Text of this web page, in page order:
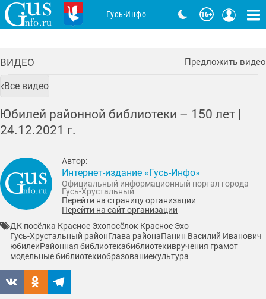
ВИДЕО Предложить видео
Все видео
Юбилей районной библиотеки – 150 лет |
24.12.2021 г.
Автор:
Интернет-издание «Гусь-Инфо»
Официальный информационный портал города
Гусь-Хрустальный
Перейти на страницу организации
Перейти на сайт организации
ДК посёлка Красное Эхопосёлок Красное Эхо
Гусь-Хрустальный районГлава районаПанин Василий Иванович
юбилеиРайонная библиотекабиблиотекивручения грамот
модельные библиотекиобразованиекультура
Гусь-Инфо